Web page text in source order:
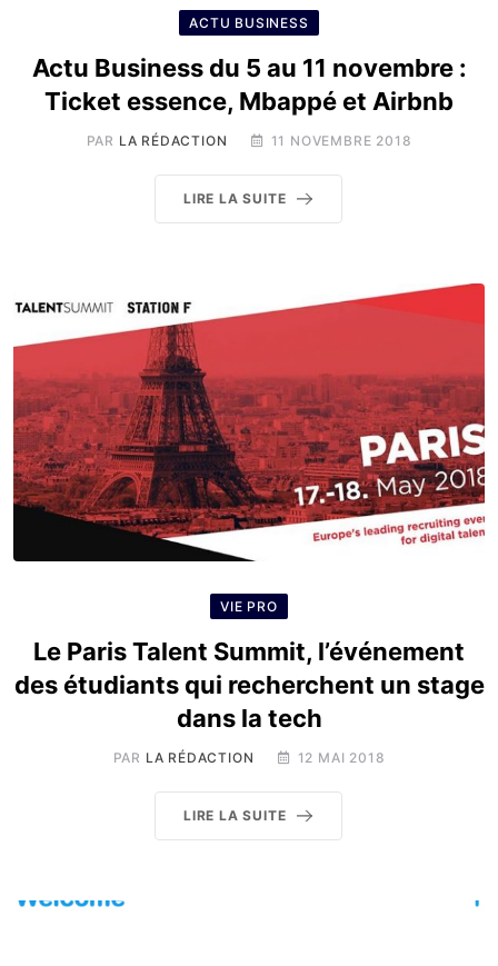
ACTU BUSINESS
Actu Business du 5 au 11 novembre :
Ticket essence, Mbappé et Airbnb
PAR LA RÉDACTION 11 NOVEMBRE 2018
LIRE LA SUITE
VIE PRO
Le Paris Talent Summit, l’événement
des étudiants qui recherchent un stage
dans la tech
PAR LA RÉDACTION 12 MAI 2018
LIRE LA SUITE